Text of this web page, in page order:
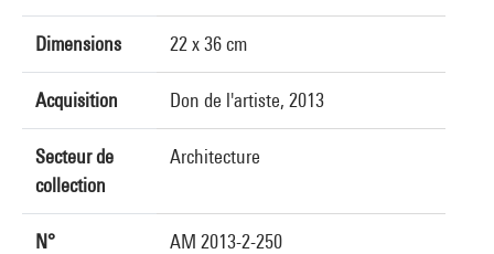
Dimensions 22 x 36 cm
Acquisition Don de l'artiste, 2013
Secteur de
collection
Architecture
N°
AM 2013-2-250